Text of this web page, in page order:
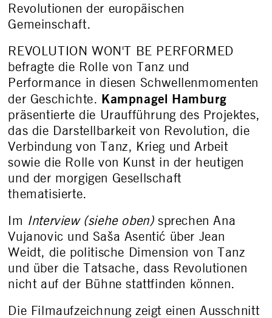
Revolutionen der europäischen
Gemeinschaft.
REVOLUTION WON'T BE PERFORMED
befragte die Rolle von Tanz und
Performance in diesen Schwellenmomenten
der Geschichte. Kampnagel Hamburg
präsentierte die Uraufführung des Projektes,
das die Darstellbarkeit von Revolution, die
Verbindung von Tanz, Krieg und Arbeit
sowie die Rolle von Kunst in der heutigen
und der morgigen Gesellschaft
thematisierte.
Im Interview (siehe oben)sprechen Ana
Vujanovic und Saša Asentić über Jean
Weidt, die politische Dimension von Tanz
und über die Tatsache, dass Revolutionen
nicht auf der Bühne stattfinden können.
Die Filmaufzeichnung zeigt einen Ausschnitt